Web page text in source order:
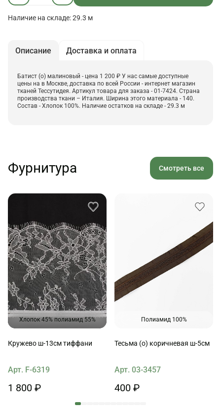
Наличие на складе: 29.3 м
Описание Доставка и оплата
Батист (о) малиновый - цена 1 200 ₽ У нас самые доступные
цены на в Москве, доставка по всей России - интернет магазин
тканей Тессутидея. Артикул товара для заказа - 01-7424. Страна
производства ткани – Италия. Ширина этого материала - 140.
Состав - Хлопок 100%. Наличие остатков на складе - 29.3 м
Фурнитура Смотреть все
Хлопок 45% полиамид 55%
Кружево ш-13см тиффани
Арт. F-6319
1 800 ₽
Полиамид 100%
Тесьма (о) коричневая ш-5см
Арт. 03-3457
400 ₽